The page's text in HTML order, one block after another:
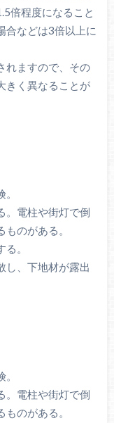
倍程度になること
合などは3倍以上に
れますので、その
きく異なることが
。電柱や街灯で倒
のがある。
。
し、下地材が露出
。電柱や街灯で倒
のがある。